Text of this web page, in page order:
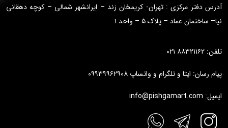
آدرس دفتر مرکزی : تهران- کریمخان زند – ایرانشهر شمالی – کوچه دهقانی
نیا– ساختمان عماد – پلاک ۵ – واحد ۱
تلفن: ۸۸۳۲۱۱۶۲ ۰۲۱
پیام رسان: ایتا و تلگرام و واتساپ ۰۹۹۳۹۹۶۲۹۰۸
ایمیل: info@pishgamart.com